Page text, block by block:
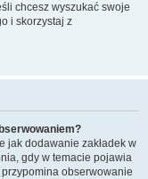
chcesz wyszukać swoje
i skorzystaj z
jak dodawanie zakładek w
gdy w temacie pojawia
obserwowanie